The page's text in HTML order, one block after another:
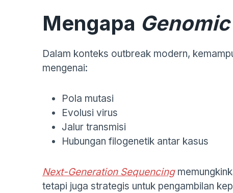
Mengapa
Dalam konteks outbreak modern,
mengenai:
Pola mutasi
Evolusi virus
Jalur transmisi
Hubungan filogenetik antar kasus
Next-Generation Sequencing
tetapi juga strategis untuk pengambilan